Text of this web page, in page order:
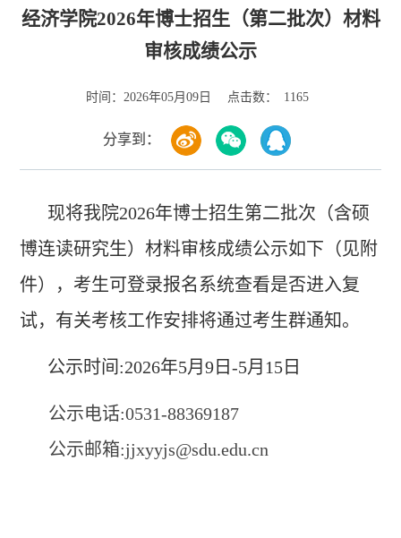
经济学院2026年博士招生（第二批次）材料
审核成绩公示
时间： 2026年05月09日 点击数： 1165
分享到：
现将我院2026年博士招生第二批次（含硕
博连读研究生）材料审核成绩公示如下（见附
件），考生可登录报名系统查看是否进入复
试，有关考核工作安排将通过考生群通知。
公示时间:2026年5月9日-5月15日
公示电话:0531-88369187
公示邮箱:jjxyyjs@sdu.edu.cn